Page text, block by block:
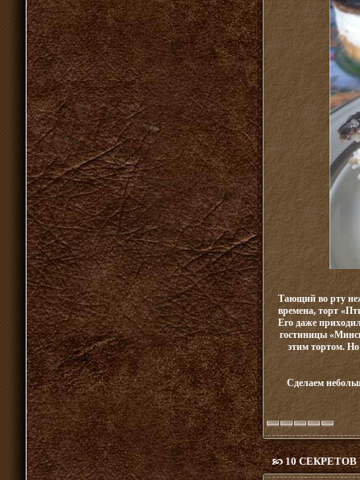
Тающий во рту
времена, торт
Его даже
гостиницы
этим тортом. Но
Сделаем
10